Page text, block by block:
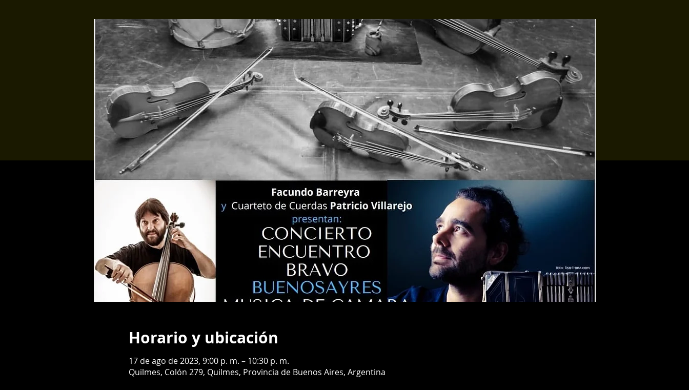
Horario y ubicación
17 de ago de 2023, 9:00 p. m. – 10:30 p. m.
Quilmes, Colón 279, Quilmes, Provincia de Buenos Aires, Argentina